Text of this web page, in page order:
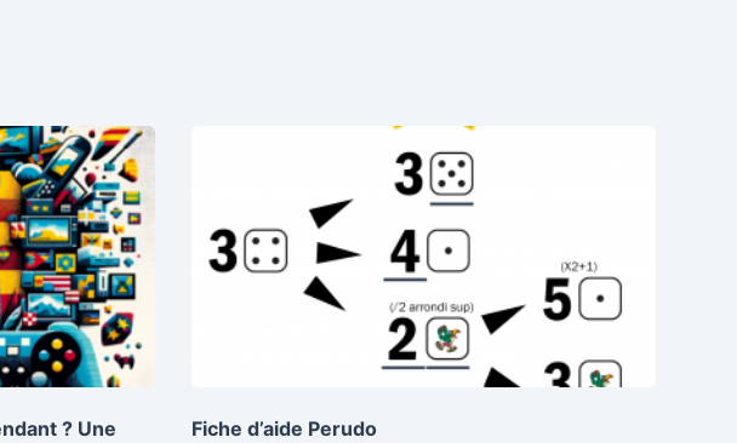
? Une
Fiche d’aide Perudo